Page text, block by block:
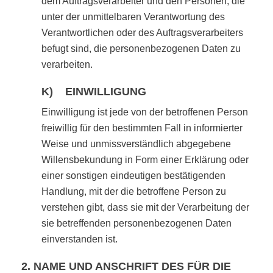
unter der unmittelbaren Verantwortung des
Verantwortlichen oder des Auftragsverarbeiters
befugt sind, die personenbezogenen Daten zu
verarbeiten.
K) EINWILLIGUNG
Einwilligung ist jede von der betroffenen Person
freiwillig für den bestimmten Fall in informierter
Weise und unmissverständlich abgegebene
Willensbekundung in Form einer Erklärung oder
einer sonstigen eindeutigen bestätigenden
Handlung, mit der die betroffene Person zu
verstehen gibt, dass sie mit der Verarbeitung der
sie betreffenden personenbezogenen Daten
einverstanden ist.
2. NAME UND ANSCHRIFT DES FÜR DIE